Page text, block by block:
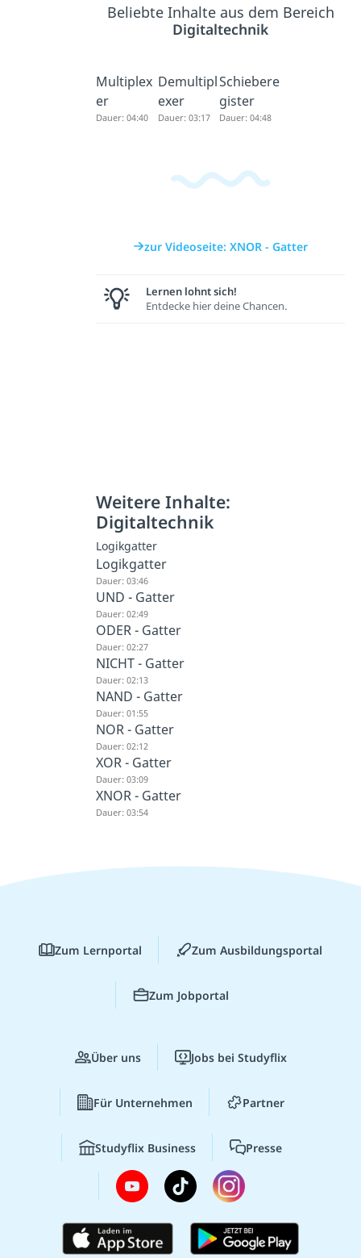
Beliebte Inhalte aus dem Bereich
Digitaltechnik
Multiplex
er
Dauer: 04:40
Demultipl
exer
Dauer: 03:17
Schiebere
gister
Dauer: 04:48
zur Videoseite: XNOR - Gatter
Lernen lohnt sich!
Entdecke hier deine Chancen.
Weitere Inhalte:
Digitaltechnik
Logikgatter
Logikgatter
Dauer: 03:46
UND - Gatter
Dauer: 02:49
ODER - Gatter
Dauer: 02:27
NICHT - Gatter
Dauer: 02:13
NAND - Gatter
Dauer: 01:55
NOR - Gatter
Dauer: 02:12
XOR - Gatter
Dauer: 03:09
XNOR - Gatter
Dauer: 03:54
Zum Lernportal Zum Ausbildungsportal
Zum Jobportal
Über uns Jobs bei Studyflix
Für Unternehmen Partner
Studyflix Business Presse